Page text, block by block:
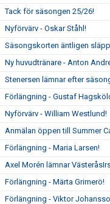
Tack för säsongen 25/26!
Nyförvärv - Oskar Ståhl!
Säsongskorten äntligen
Ny huvudtränare - Anton
Stenersen lämnar efter
Förlängning - Gustaf
Nyförvärv - William Westlund!
Anmälan öppen till Summer
Förlängning - Maria Larsen!
Axel Morén lämnar
Förlängning - Märta Grimerö!
Förlängning - Viktor